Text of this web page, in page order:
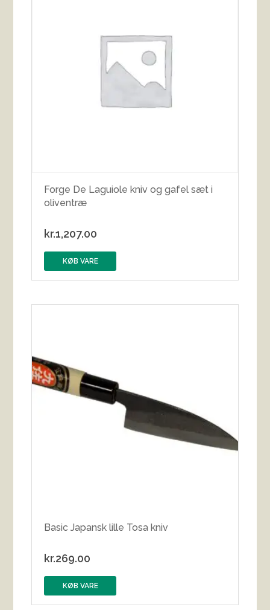
Forge De Laguiole kniv og gafel sæt i
oliventræ
kr.1,207.00
KØB VARE
Basic Japansk lille Tosa kniv
kr.269.00
KØB VARE